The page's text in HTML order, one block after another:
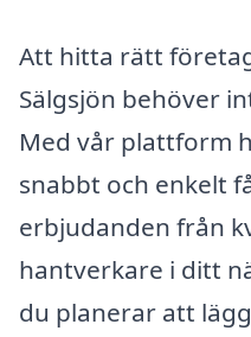
Att hitta rätt
Sälgsjön behöver
Med vår plattform
snabbt och enkelt
erbjudanden från
hantverkare i ditt
du planerar att